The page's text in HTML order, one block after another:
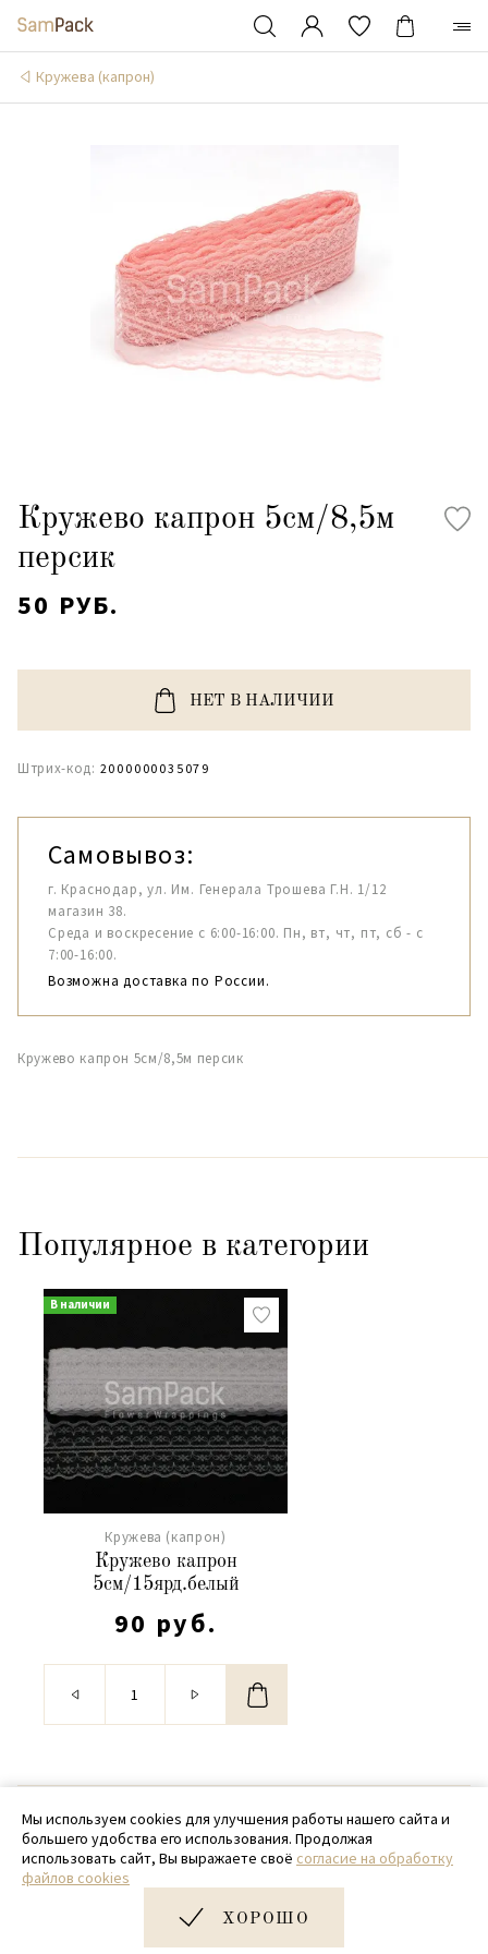
Кружева (капрон)
Кружево капрон 5см/8,5м
персик
50 РУБ.
НЕТ В НАЛИЧИИ
Штрих-код: 2000000035079
Самовывоз:
г. Краснодар, ул. Им. Генерала Трошева Г.Н. 1/12
магазин 38.
Среда и воскресение с 6:00-16:00. Пн, вт, чт, пт, сб - с
7:00-16:00.
Возможна доставка по России.
Кружево капрон 5см/8,5м персик
Популярное в категории
В наличии
Кружева (капрон)
Кружево капрон
5см/15ярд.белый
90 руб.
© 2020 - 2026 SamPack
+ 7 (918) 699-97-87
zakaz@sampack.store
Дизайн и разработка сайта
Мы используем cookies для улучшения работы нашего сайта и
большего удобства его использования. Продолжая
использовать сайт, Вы выражаете своё согласие на обработку
файлов cookies
ХОРОШО